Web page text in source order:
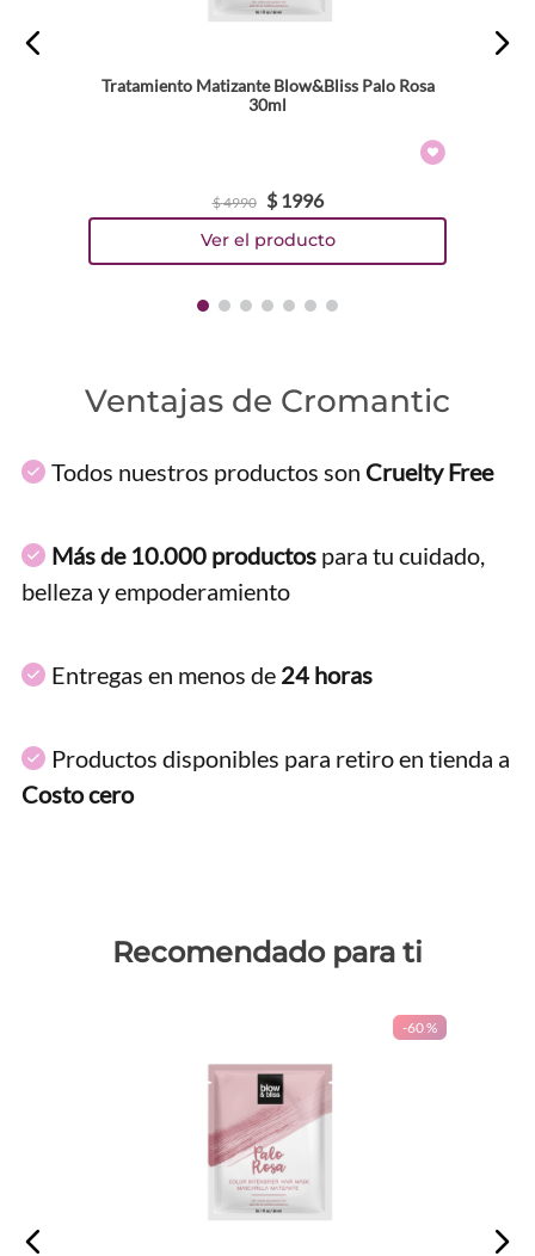
Tratamiento Matizante Blow&Bliss Palo Rosa
30ml
$4990 $ 1996
Ventajas de Cromantic
Todos nuestros productos son Cruelty Free
Más de 10.000 productos para tu cuidado,
belleza y empoderamiento
Entregas en menos de 24 horas
Productos disponibles para retiro en tienda a
Costo cero
Recomendado para ti
-60 %